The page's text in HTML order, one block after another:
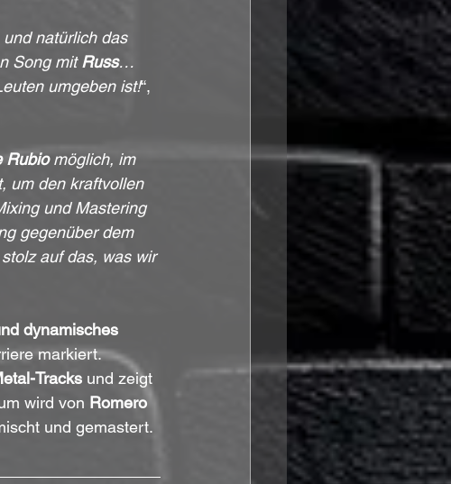
natürlich das
Song mit Russ…
umgeben ist!“,
Rubio möglich, im
um den kraftvollen
und Mastering
gegenüber dem
auf das, was wir
dynamisches
markiert.
Tracks und zeigt
wird von Romero
und gemastert.